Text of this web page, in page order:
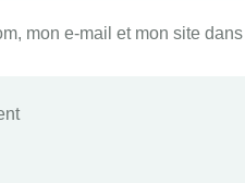
mon e-mail et mon site